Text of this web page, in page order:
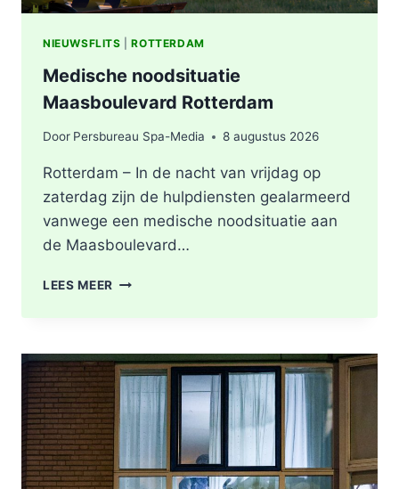
NIEUWSFLITS |ROTTERDAM
Medische noodsituatie
Maasboulevard Rotterdam
Door Persbureau Spa-Media 8 augustus 2026
Rotterdam – In de nacht van vrijdag op
zaterdag zijn de hulpdiensten gealarmeerd
vanwege een medische noodsituatie aan
de Maasboulevard…
LEES MEER MEDISCHE